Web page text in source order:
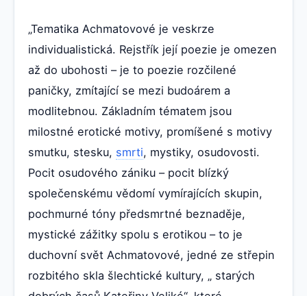
„Tematika Achmatovové je veskrze
individualistická. Rejstřík její poezie je omezen
až do ubohosti – je to poezie rozčilené
paničky, zmítající se mezi budoárem a
modlitebnou. Základním tématem jsou
milostné erotické motivy, promíšené s motivy
smutku, stesku, smrti, mystiky, osudovosti.
Pocit osudového zániku – pocit blízký
společenskému vědomí vymírajících skupin,
pochmurné tóny předsmrtné beznaděje,
mystické zážitky spolu s erotikou – to je
duchovní svět Achmatovové, jedné ze střepin
rozbitého skla šlechtické kultury, „ starých